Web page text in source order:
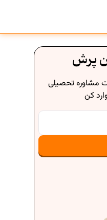
پرش
مشاوره تحصیلی
کن